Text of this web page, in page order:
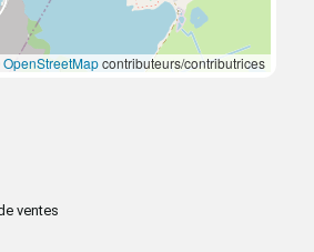
OpenStreetMapcontributeurs/contributrices
ventes